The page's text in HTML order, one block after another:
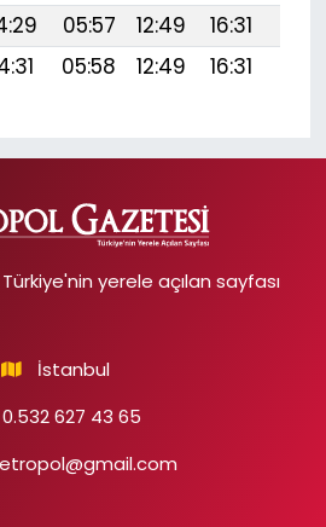
05:57 12:49 16:31
05:58 12:49 16:31
yerele açılan sayfası
İstanbul
0.532 627 43 65